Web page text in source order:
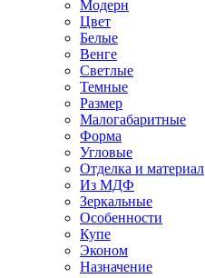
Модерн
Цвет
Белые
Венге
Светлые
Темные
Размер
Малогабаритные
Форма
Угловые
Отделка и материал
Из МДФ
Зеркальные
Особенности
Купе
Эконом
Назначение